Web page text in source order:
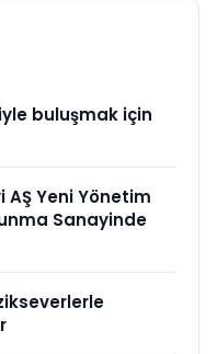
buluşmak için
AŞ Yeni Yönetim
Sanayinde